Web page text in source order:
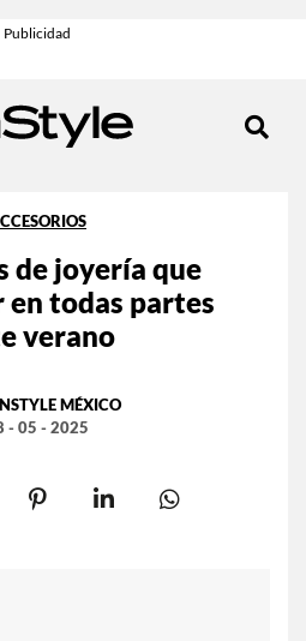
de joyería que
en todas partes
verano
MÉXICO
- 05 - 2025